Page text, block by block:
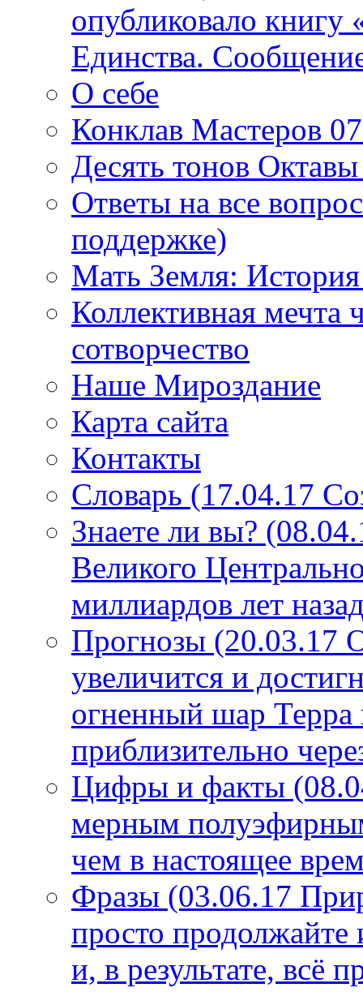
опубликовало книгу
Единства.
О себе
Конклав Мастеров
Десять тонов
Ответы на все
поддержке)
Мать Земля: История
Коллективная мечта
сотворчество
Наше Мироздание
Карта сайта
Контакты
Словарь (17.04.17
Знаете ли вы?
Великого
миллиардов лет
Прогнозы (20.03.17
увеличится и
огненный шар Терра
приблизительно
Цифры и факты
мерным
чем в настоящее
Фразы (03.06.17
просто продолжайте
и, в результате, всё